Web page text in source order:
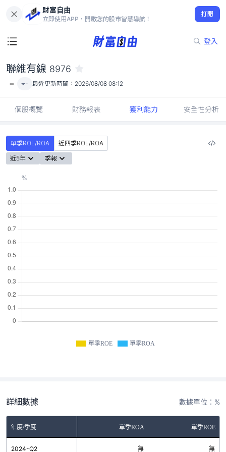
財富自由
立即使用APP，開啟您的股市智慧導航！
打開
登入
-
聯維有線 8976
- - 最近更新時間： 2026/08/08 08:12
個股概覽 財務報表 獲利能力 安全性分析
單季ROE/ROA
近四季ROE/ROA
近5年
季報
單季ROE 單季ROA
詳細數據 數據單位：%
年度/季度 單季ROA 單季ROE
2024-Q2 無 無